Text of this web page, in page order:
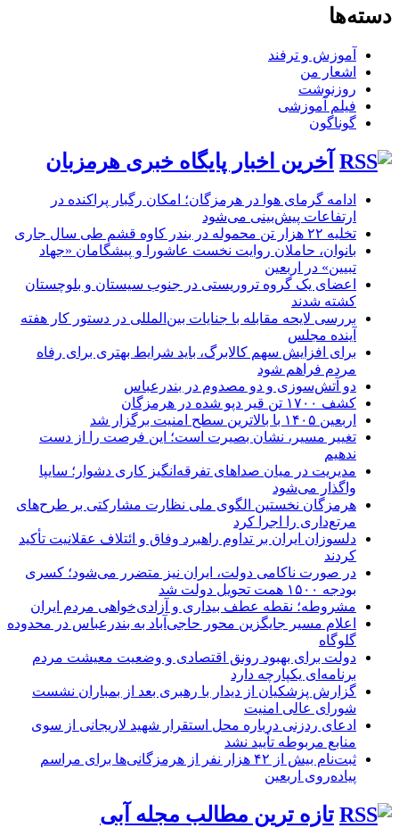
دسته‌ها
آموزش و ترفند
اشعار من
روزنوشت
فیلم آموزشی
گوناگون
آخرین اخبار پایگاه خبری هرمزبان
ادامه گرمای هوا در هرمزگان؛ امکان رگبار پراکنده در
ارتفاعات پیش‌بینی می‌شود
تخلیه ۲۲ هزار تن محموله در بندر کاوه قشم طی سال جاری
بانوان، حاملان روایت نخست عاشورا و پیشگامان «جهاد
تبیین» در اربعین
اعضای یک گروه تروریستی در جنوب سیستان و بلوچستان
کشته شدند
بررسی لایحه مقابله با جنایات بین‌المللی در دستور کار هفته
آینده مجلس
برای افزایش سهم کالابرگ، باید شرایط بهتری برای رفاه
مردم فراهم شود
دو آتش‌سوزی و دو مصدوم در بندرعباس
کشف ۱۷۰۰ تن قیر دپو شده در هرمزگان
اربعین ۱۴۰۵ با بالاترین سطح امنیت برگزار شد
تغییر مسیر، نشان بصیرت است؛ این فرصت را از دست
ندهیم
مدیریت در میان صداهای تفرقه‌انگیز کاری دشوار؛ سایپا
واگذار می‌شود
هرمزگان نخستین الگوی ملی نظارت مشارکتی بر طرح‌های
مرتع‌داری را اجرا کرد
دلسوزان ایران بر تداوم راهبرد وفاق و ائتلاف عقلانیت تأکید
کردند
در صورت ناکامی دولت، ایران نیز متضرر می‌شود؛ کسری
بودجه ۱۵۰۰ همت تحویل دولت شد
مشروطه؛ نقطه عطف بیداری و آزادی‌خواهی مردم ایران
اعلام مسیر جایگزین محور حاجی‌آباد به بندرعباس در محدوده
گلوگاه
دولت برای بهبود رونق اقتصادی و وضعیت معیشت مردم
برنامه‌ای یکپارچه دارد
گزارش پزشکیان از دیدار با رهبری بعد از بمباران نشست
شورای عالی امنیت
ادعای ردزنی درباره محل استقرار شهید لاریجانی از سوی
منابع مربوطه تأیید نشد
ثبت‌نام بیش از ۴۲ هزار نفر از هرمزگانی‌ها برای مراسم
پیاده‌روی اربعین
تازه ترین مطالب مجله آبی